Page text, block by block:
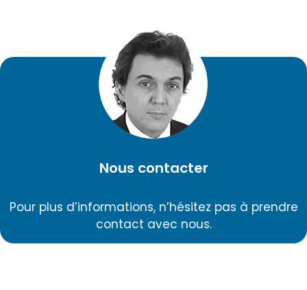
Nous contacter
Pour plus d’informations, n’hésitez pas à prendre
contact avec nous.